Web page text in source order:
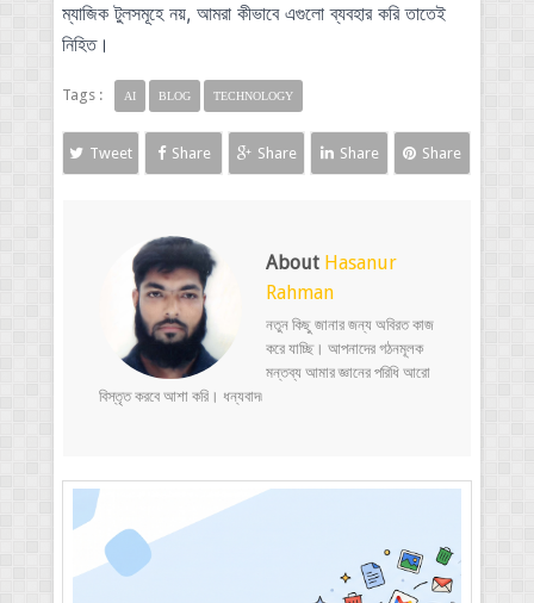
ম্যাজিক টুলসমূহে নয়, আমরা কীভাবে এগুলো ব্যবহার করি তাতেই
নিহিত।
Tags : AI BLOG TECHNOLOGY
Tweet Share Share Share Share
About Hasanur
Rahman
নতুন কিছু জানার জন্য অবিরত কাজ
করে যাচ্ছি। আপনাদের গঠনমূলক
মন্তব্য আমার জ্ঞানের পরিধি আরো
বিস্তৃত করবে আশা করি। ধন্যবাদ৷